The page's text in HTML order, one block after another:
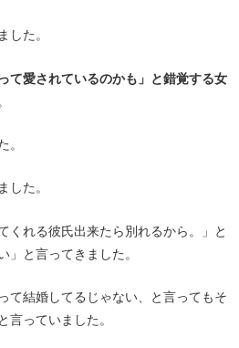
した。
て愛されているのかも」と錯覚する女
。
。
した。
くれる彼氏出来たら別れるから。」と
」と言ってきました。
て結婚してるじゃない、と言ってもそ
言っていました。